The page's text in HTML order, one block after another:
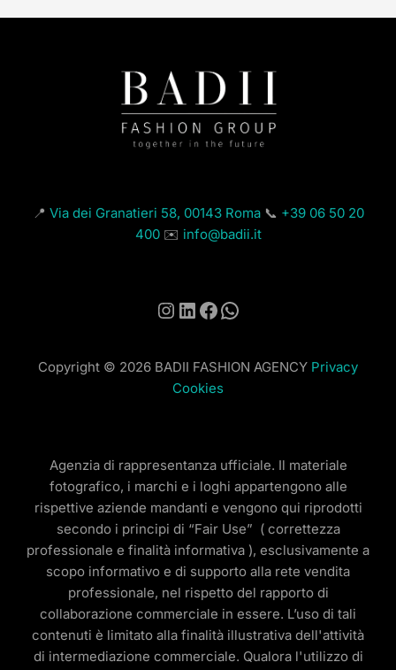
📍 Via dei Granatieri 58, 00143 Roma📞 +39 06 50 20
400✉️ info@badii.it
Instagram
LinkedIn
Facebook
WhatsApp
Copyright © 2026 BADII FASHION AGENCY Privacy
Cookies
Agenzia di rappresentanza ufficiale. Il materiale
fotografico, i marchi e i loghi appartengono alle
rispettive aziende mandanti e vengono qui riprodotti
secondo i principi di “Fair Use” ( correttezza
professionale e finalità informativa ), esclusivamente a
scopo informativo e di supporto alla rete vendita
professionale, nel rispetto del rapporto di
collaborazione commerciale in essere. L’uso di tali
contenuti è limitato alla finalità illustrativa dell'attività
di intermediazione commerciale. Qualora l'utilizzo di